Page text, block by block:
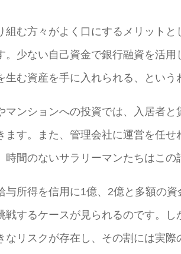
組む方々がよく口にするメリット
。少ない自己資金で銀行融資を活
生む資産を手に入れられる、という
マンションへの投資では、入居者
ます。また、管理会社に運営を任
時間のないサラリーマンたちはこの
与所得を信用に1億、2億と多額の
戦するケースが見られるのです。
なリスクが存在し、その割には実